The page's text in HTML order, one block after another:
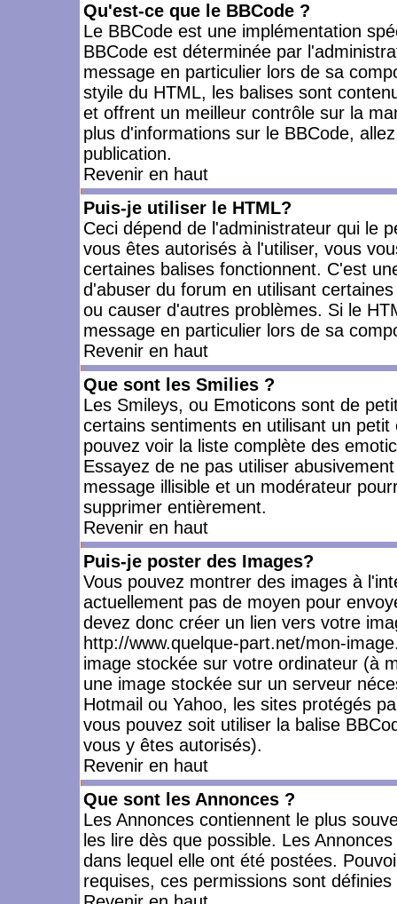
Qu'est-ce que le BBCode ?
Le BBCode est une implémentation
BBCode est déterminée par
message en particulier lors de sa
styile du HTML, les balises sont
et offrent un meilleur contrôle sur la
plus d'informations sur le BBCode,
publication.
Revenir en haut
Puis-je utiliser le HTML?
Ceci dépend de l'administrateur qui le
vous êtes autorisés à l'utiliser, vous
certaines balises fonctionnent. C'est
d'abuser du forum en utilisant
ou causer d'autres problèmes. Si le
message en particulier lors de sa
Revenir en haut
Que sont les Smilies ?
Les Smileys, ou Emoticons sont de
certains sentiments en utilisant un
pouvez voir la liste complète des
Essayez de ne pas utiliser
message illisible et un modérateur
supprimer entièrement.
Revenir en haut
Puis-je poster des Images?
Vous pouvez montrer des images à
actuellement pas de moyen pour
devez donc créer un lien vers votre
http://www.quelque-part.net/mon-
image stockée sur votre ordinateur (à
une image stockée sur un serveur
Hotmail ou Yahoo, les sites protégés
vous pouvez soit utiliser la balise
vous y êtes autorisés).
Revenir en haut
Que sont les Annonces ?
Les Annonces contiennent le plus
les lire dès que possible. Les
dans lequel elle ont été postées.
requises, ces permissions sont